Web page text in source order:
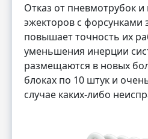
Отказ от пневмотрубок и
эжекторов с форсунками
повышает точность их
уменьшения инерции
размещаются в новых
блоках по 10 штук и
случае каких-либо